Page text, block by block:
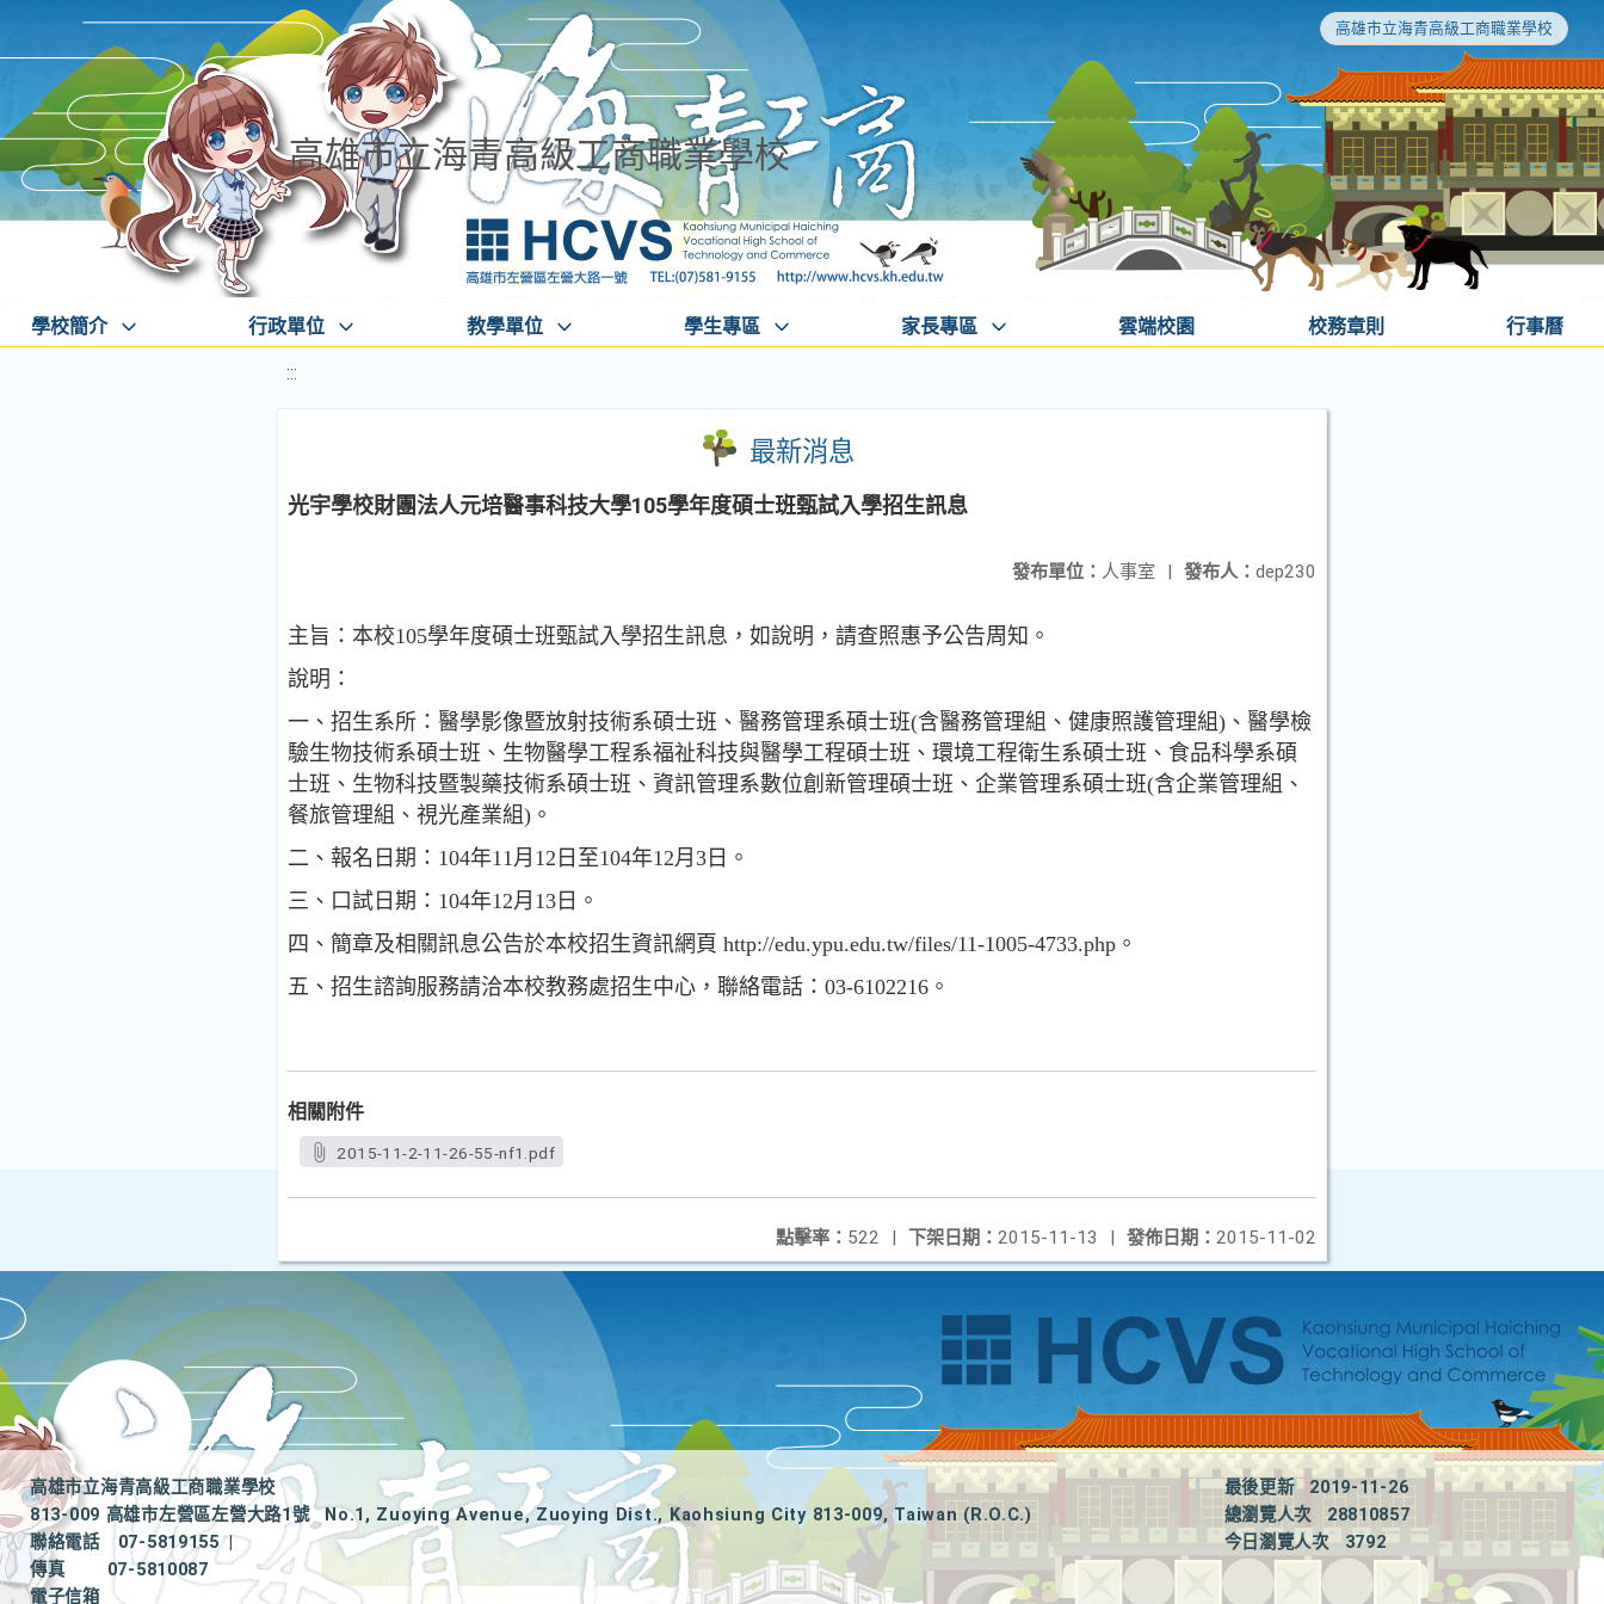
高雄市立海青高級工商職業學校
高雄市立海青高級工商職業學校
學校簡介 行政單位 教學單位 學生專區 家長專區 雲端校園 校務章則 行事曆
:::
最新消息
光宇學校財團法人元培醫事科技大學105學年度碩士班甄試入學招生訊息
發布人： dep230
發布單位： 人事室 |
主旨：本校105學年度碩士班甄試入學招生訊息，如說明，請查照惠予公告周知。
說明：
一、招生系所：醫學影像暨放射技術系碩士班、醫務管理系碩士班(含醫務管理組、健康照護管理組)、醫學檢
驗生物技術系碩士班、生物醫學工程系福祉科技與醫學工程碩士班、環境工程衛生系碩士班、食品科學系碩
士班、生物科技暨製藥技術系碩士班、資訊管理系數位創新管理碩士班、企業管理系碩士班(含企業管理組、
餐旅管理組、視光產業組)。
二、報名日期：104年11月12日至104年12月3日。
三、口試日期：104年12月13日。
四、簡章及相關訊息公告於本校招生資訊網頁 http://edu.ypu.edu.tw/files/11-1005-4733.php。
五、招生諮詢服務請洽本校教務處招生中心，聯絡電話：03-6102216。
相關附件
2015-11-2-11-26-55-nf1.pdf
發佈日期： 2015-11-02
下架日期： 2015-11-13 |
點擊率： 522 |
高雄市立海青高級工商職業學校
813-009 高雄市左營區左營大路1號
No.1, Zuoying Avenue, Zuoying Dist., Kaohsiung City 813-009, Taiwan (R.O.C.)
聯絡電話
07-5819155
|
傳真
07-5810087
電子信箱
最後更新
2019-11-26
總瀏覽人次
28810857
今日瀏覽人次
3792